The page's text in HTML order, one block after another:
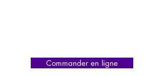
Commander en ligne